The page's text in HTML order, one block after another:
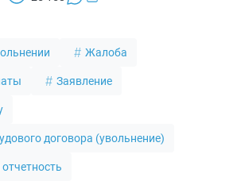
Жалоба
Заявление
договора (увольнение)